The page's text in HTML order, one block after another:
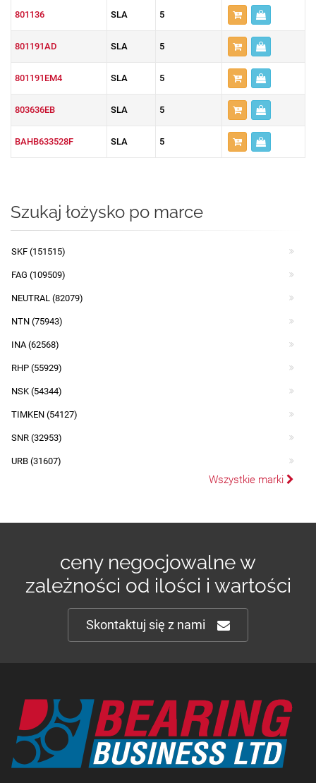
801136 SLA 5
801191AD SLA 5
801191EM4 SLA 5
803636EB SLA 5
BAHB633528F SLA 5
Szukaj łożysko po marce
SKF (151515)
FAG (109509)
NEUTRAL (82079)
NTN (75943)
INA (62568)
RHP (55929)
NSK (54344)
TIMKEN (54127)
SNR (32953)
URB (31607)
Wszystkie marki
ceny negocjowalne w
zależności od ilości i wartości
Skontaktuj się z nami